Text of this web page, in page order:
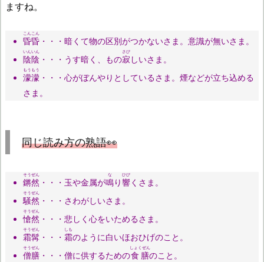
ますね。
昏昏
こんこん
・・・暗くて物の区別がつかないさま。意識が無いさま。
陰陰
いんいん
・・・うす暗く、もの寂
さび
しいさま。
濛濛
もうもう
・・・心がぼんやりとしているさま。煙などが立ち込める
さま。
同じ読み方の熟語👀
鏘然
そうぜん
・・・玉や金属が鳴
な
り響
ひび
くさま。
騒然
そうぜん
・・・さわがしいさま。
愴然
そうぜん
・・・悲しく心をいためるさま。
霜髯
そうぜん
・・・ 霜
しも
のように白いほおひげのこと。
僧膳
そうぜん
・・・僧に供するための食膳
しょくぜん
のこと。